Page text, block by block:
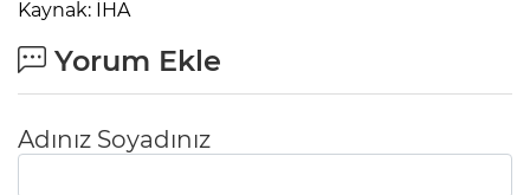
Kaynak: İHA
Yorum Ekle
Adınız Soyadınız